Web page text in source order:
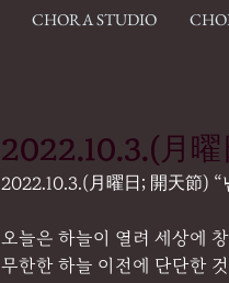
CHORA STUDIO
2022.10.3.(月曜
2022.10.3.(月曜日; 開天節) “
오늘은 하늘이 열려 세상에
무한한 하늘 이전에 단단한